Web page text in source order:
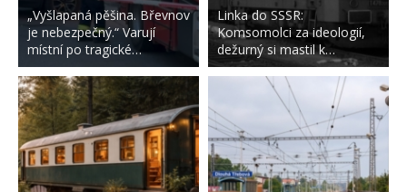
„Vyšlapaná pěšina. Břevnov
je nebezpečný.“ Varují
místní po tragické…
Linka do SSSR:
Komsomolci za ideologií,
dežurný si mastil k…